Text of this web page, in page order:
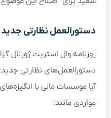
دستورالعمل نظارتی جدید
روزنامه وال استریت ژورنال
دستورالعمل‌های نظارتی
آیا موسسات مالی با
مواردی مانند: